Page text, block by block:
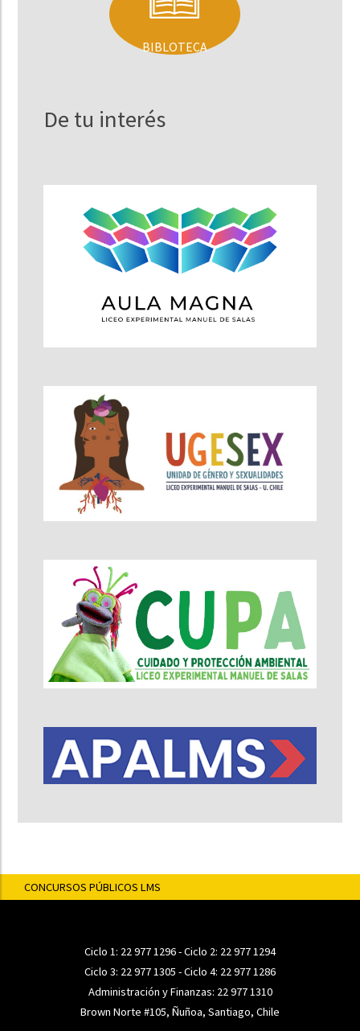
BIBLOTECA
De tu interés
CONCURSOS PÚBLICOS LMS
Ciclo 1: 22 977 1296- Ciclo 2: 22 977 1294
Ciclo 3: 22 977 1305 - Ciclo 4: 22 977 1286
Administración y Finanzas: 22 977 1310
Brown Norte #105, Ñuñoa, Santiago, Chile